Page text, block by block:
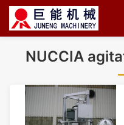
NUCCIA